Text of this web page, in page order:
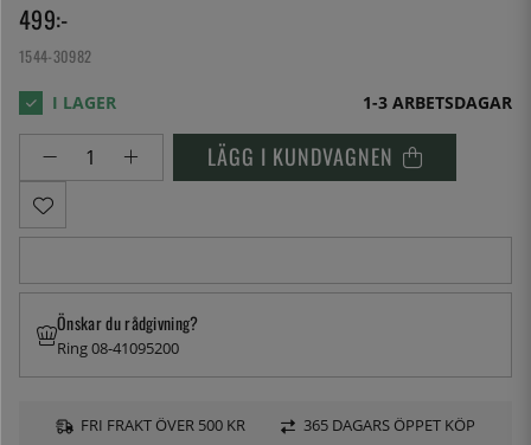
499:-
1544-30982
1-3 ARBETSDAGAR
LÄGG I KUNDVAGNEN
Önskar du rådgivning?
Ring 08-41095200
FRI FRAKT ÖVER 500 KR 365 DAGARS ÖPPET KÖP